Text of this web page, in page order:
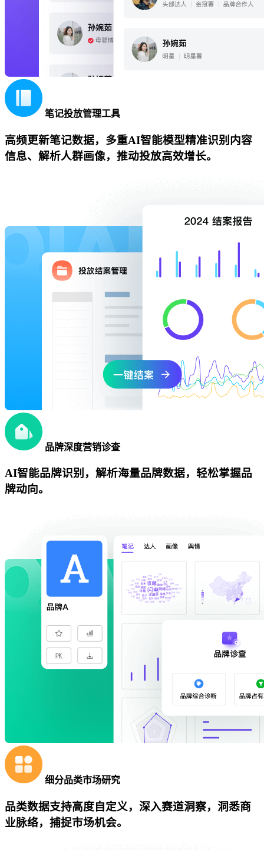
笔记投放管理工具
高频更新笔记数据，多重AI智能模型精准识别内容
信息、解析人群画像，推动投放高效增长。
品牌深度营销诊查
AI智能品牌识别，解析海量品牌数据，轻松掌握品
牌动向。
细分品类市场研究
品类数据支持高度自定义，深入赛道洞察，洞悉商
业脉络，捕捉市场机会。